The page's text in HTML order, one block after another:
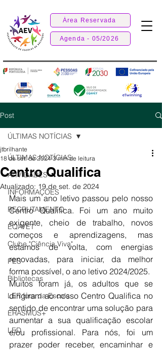
Área Reservada
Agenda - 05/2026
Post
ÚLTIMAS NOTÍCIAS
ATIVIDADES
INFORMAÇÕES
RECRUTAMENTO
EQAVET
Clube "Ciência Viva"
PES
Bibliotecas
LER fora da Escola
ERASMUS+
LED
ÚLTIMAS NOTÍCIAS
Centro Qualifica
jtbrilhante
18 de set. de 2024 3 min de leitura
Atualizado: 19 de set. de 2024
Mais um ano letivo passou pelo nosso
Centro Qualifica. Foi um ano muito
exigente, cheio de trabalho, novos
começos e aprendizagens, mas
estamos de volta, com energias
renovadas, para iniciar, da melhor
forma possível, o ano letivo 2024/2025.
Muitos foram já, os adultos que se
dirigiram ao nosso Centro Qualifica no
sentido de encontrar uma solução para
aumentar a sua qualificação escolar
e/ou profissional. Para nós, foi um
prazer poder receber, encaminhar e